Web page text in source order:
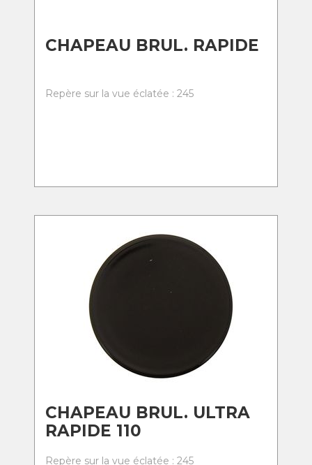
CHAPEAU BRUL. RAPIDE
Repère sur la vue éclatée : 245
CHAPEAU BRUL. ULTRA
RAPIDE 110
Repère sur la vue éclatée : 245